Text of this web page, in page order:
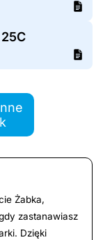
Żabka,
zastanawiasz
Dzięki